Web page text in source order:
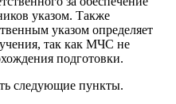
указом. Также
указом определяет
так как МЧС не
подготовки.
следующие пункты.